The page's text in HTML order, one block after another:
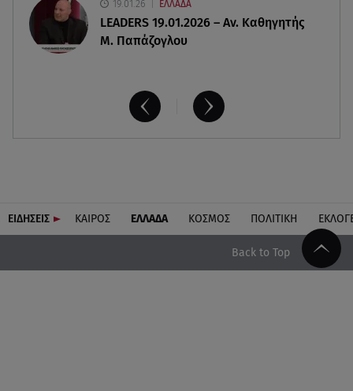
19.01.26 ΕΛΛΑΔΑ
LEADERS 19.01.2026 – Αν. Καθηγητής
Μ. Παπάζογλου
ΕΙΔΗΣΕΙΣ ΚΑΙΡΟΣ ΕΛΛΑΔΑ ΚΟΣΜΟΣ ΠΟΛΙΤΙΚΗ
Back to Top